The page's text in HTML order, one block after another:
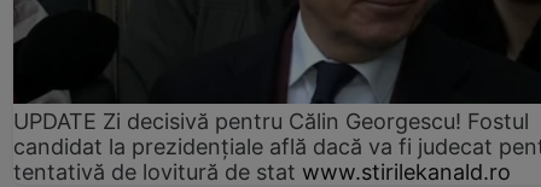
UPDATE Zi decisivă pentru Călin Georgescu! Fostul
candidat la prezidențiale află dacă va fi judecat
tentativă de lovitură de stat www.stirilekanald.ro